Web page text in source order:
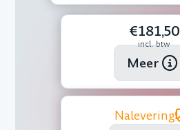
€181,50
incl. btw
Meer
Nalevering